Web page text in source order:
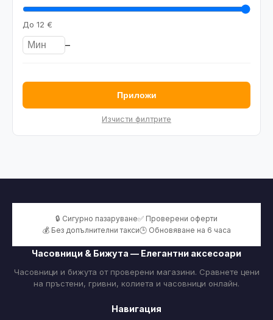
До 12 €
–
Приложи
Изчисти филтрите
🔒 Сигурно пазаруване✅ Проверени оферти
💰 Без допълнителни такси🕒 Обновяване на 6 часа
Часовници & Бижута — Елегантни аксесоари
Часовници и бижута от проверени магазини. Сравнете цени
на пръстени, гривни, колиета и часовници онлайн.
Навигация